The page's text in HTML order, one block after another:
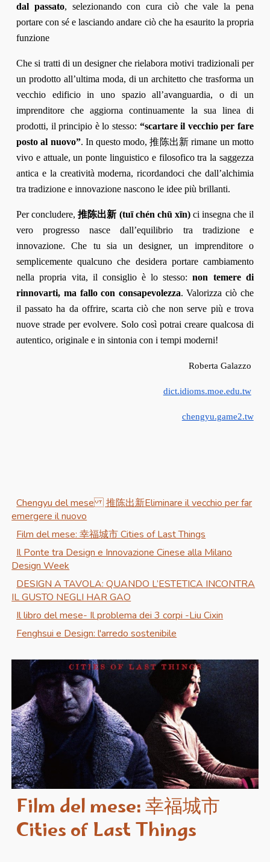
dal passato, selezionando con cura ciò che vale la pena
portare con sé e lasciando andare ciò che ha esaurito la propria
funzione​
Che si tratti di un designer che rielabora motivi tradizionali per
un prodotto all’ultima moda, di un architetto che trasforma un
vecchio edificio in uno spazio all’avanguardia, o di un
imprenditore che aggiorna continuamente la sua linea di
prodotti, il principio è lo stesso: “scartare il vecchio per fare
posto al nuovo”. In questo modo, 推陈出新 rimane un motto
vivo e attuale, un ponte linguistico e filosofico tra la saggezza
antica e la creatività moderna, ricordandoci che dall’alchimia
tra tradizione e innovazione nascono le idee più brillanti.
Per concludere,推陈出新 (tuī chén chū xīn)ci insegna che il
vero progresso nasce dall’equilibrio tra tradizione e
innovazione. Che tu sia un designer, un imprenditore o
semplicemente qualcuno che desidera portare cambiamento
nella propria vita, il consiglio è lo stesso:non temere di
rinnovarti, ma fallo con consapevolezza. Valorizza ciò che
il passato ha da offrire, scarta ciò che non serve più e trova
nuove strade per evolvere. Solo così potrai creare qualcosa di
autentico, originale e in sintonia con i tempi moderni!
Roberta Galazzo
dict.idioms.moe.edu.tw
chengyu.game2.tw
Chengyu del mese 推陈出新 Eliminare il vecchio per far
emergere il nuovo
Film del mese: 幸福城市 Cities of Last Things
Il Ponte tra Design e Innovazione Cinese alla Milano
Design Week
DESIGN A TAVOLA: QUANDO L’ESTETICA INCONTRA
IL GUSTO NEGLI HAR GAO
Il libro del mese- Il problema dei 3 corpi -Liu Cixin
Fenghsui e Design: l'arredo sostenibile
Film del mese:幸福城市
Cities of Last Things